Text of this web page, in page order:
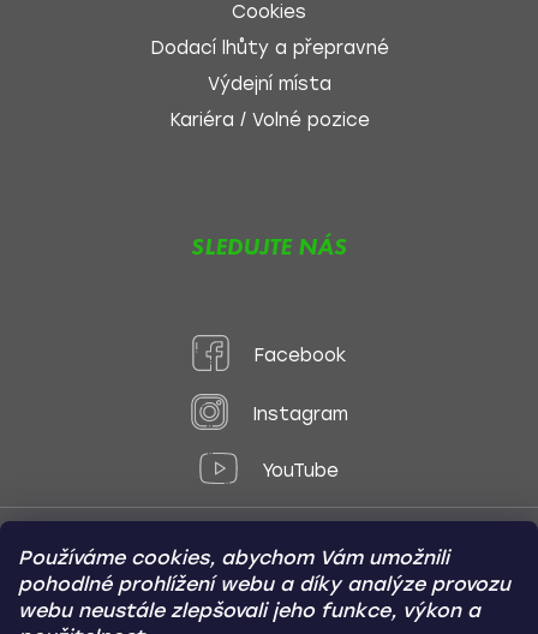
Používáme cookies, abychom Vám umožnili
pohodlné prohlížení webu a díky analýze provozu
webu neustále zlepšovali jeho funkce, výkon a
Cookies
Dodací lhůty a přepravné
Výdejní místa
Kariéra / Volné pozice
SLEDUJTE NÁS
Facebook
Instagram
YouTube
Způsoby platby:
Online
Převod
Dobírka